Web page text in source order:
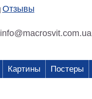
Отзывы
info@macrosvit.com.ua
Картины Постеры